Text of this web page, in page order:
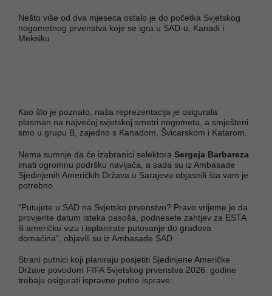
Nešto više od dva mjeseca ostalo je do početka Svjetskog
nogometnog prvenstva koje se igra u SAD-u, Kanadi i
Meksiku.
Kao što je poznato, naša reprezentacija je osigurala
plasman na najvećoj svjetskoj smotri nogometa, a smješteni
smo u grupu B, zajedno s Kanadom, Švicarskom i Katarom.
Nema sumnje da će izabranici selektora Sergeja Barbareza
imati ogromnu podršku navijača, a sada su iz Ambasade
Sjedinjenih Američkih Država u Sarajevu objasnili šta vam je
potrebno.
“Putujete u SAD na Svjetsko prvenstvo? Pravo vrijeme je da
provjerite datum isteka pasoša, podnesete zahtjev za ESTA
ili američku vizu i isplanirate putovanje do gradova
domaćina”, objavili su iz Ambasade SAD.
Strani putnici koji planiraju posjetiti Sjedinjene Američke
Države povodom FIFA Svjetskog prvenstva 2026. godine
trebaju osigurati ispravne putne isprave: